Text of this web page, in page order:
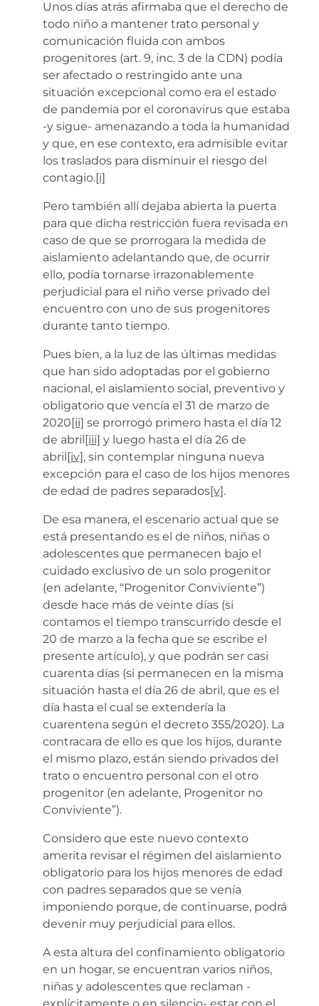
Unos días atrás afirmaba que el derecho de
todo niño a mantener trato personal y
comunicación fluida con ambos
progenitores (art. 9, inc. 3 de la CDN) podía
ser afectado o restringido ante una
situación excepcional como era el estado
de pandemia por el coronavirus que estaba
-y sigue- amenazando a toda la humanidad
y que, en ese contexto, era admisible evitar
los traslados para disminuir el riesgo del
contagio.[i]
Pero también allí dejaba abierta la puerta
para que dicha restricción fuera revisada en
caso de que se prorrogara la medida de
aislamiento adelantando que, de ocurrir
ello, podía tornarse irrazonablemente
perjudicial para el niño verse privado del
encuentro con uno de sus progenitores
durante tanto tiempo.
Pues bien, a la luz de las últimas medidas
que han sido adoptadas por el gobierno
nacional, el aislamiento social, preventivo y
obligatorio que vencía el 31 de marzo de
2020[ii] se prorrogó primero hasta el día 12
de abril[iii] y luego hasta el día 26 de
abril[iv], sin contemplar ninguna nueva
excepción para el caso de los hijos menores
de edad de padres separados[v].
De esa manera, el escenario actual que se
está presentando es el de niños, niñas o
adolescentes que permanecen bajo el
cuidado exclusivo de un solo progenitor
(en adelante, “Progenitor Conviviente”)
desde hace más de veinte días (si
contamos el tiempo transcurrido desde el
20 de marzo a la fecha que se escribe el
presente artículo), y que podrán ser casi
cuarenta días (si permanecen en la misma
situación hasta el día 26 de abril, que es el
día hasta el cual se extendería la
cuarentena según el decreto 355/2020). La
contracara de ello es que los hijos, durante
el mismo plazo, están siendo privados del
trato o encuentro personal con el otro
progenitor (en adelante, Progenitor no
Conviviente”).
Considero que este nuevo contexto
amerita revisar el régimen del aislamiento
obligatorio para los hijos menores de edad
con padres separados que se venía
imponiendo porque, de continuarse, podrá
devenir muy perjudicial para ellos.
A esta altura del confinamiento obligatorio
en un hogar, se encuentran varios niños,
niñas y adolescentes que reclaman -